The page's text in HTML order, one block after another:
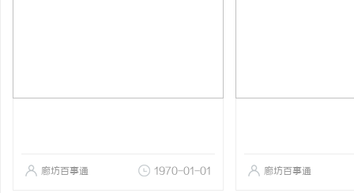
廊坊百事通 1970-01-01 廊坊百事通